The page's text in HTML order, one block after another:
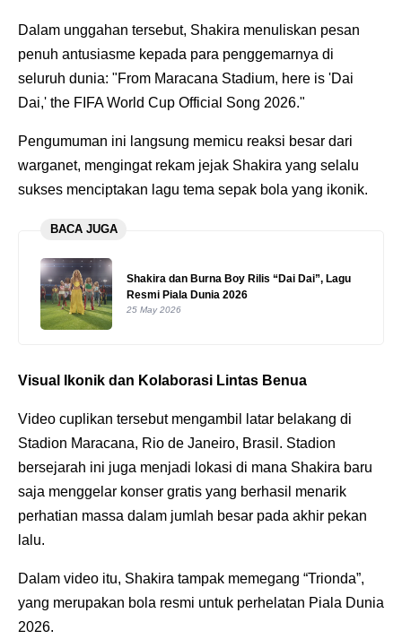
Dalam unggahan tersebut, Shakira menuliskan pesan
penuh antusiasme kepada para penggemarnya di
seluruh dunia: "From Maracana Stadium, here is 'Dai
Dai,' the FIFA World Cup Official Song 2026."
Pengumuman ini langsung memicu reaksi besar dari
warganet, mengingat rekam jejak Shakira yang selalu
sukses menciptakan lagu tema sepak bola yang ikonik.
BACA JUGA
Shakira dan Burna Boy Rilis “Dai Dai”, Lagu
Resmi Piala Dunia 2026
25 May 2026
Visual Ikonik dan Kolaborasi Lintas Benua
Video cuplikan tersebut mengambil latar belakang di
Stadion Maracana, Rio de Janeiro, Brasil. Stadion
bersejarah ini juga menjadi lokasi di mana Shakira baru
saja menggelar konser gratis yang berhasil menarik
perhatian massa dalam jumlah besar pada akhir pekan
lalu.
Dalam video itu, Shakira tampak memegang “Trionda”,
yang merupakan bola resmi untuk perhelatan Piala Dunia
2026.